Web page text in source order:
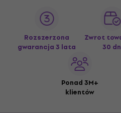
Rozszerzona
gwarancja 3 lata
Zwrot
30
Ponad 3M+
klientów